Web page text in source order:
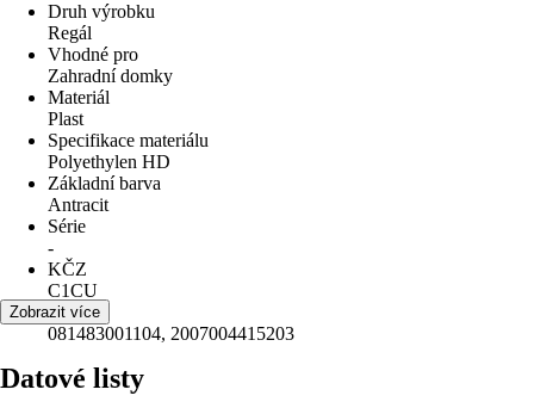
Druh výrobku
Regál
Vhodné pro
Zahradní domky
Materiál
Plast
Specifikace materiálu
Polyethylen HD
Základní barva
Antracit
Série
-
KČZ
C1CU
EAN
081483001104, 2007004415203
Zobrazit více
Datové listy